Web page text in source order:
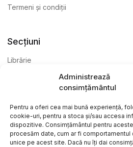
Administrează
consimțământul
Pentru a oferi cea mai bună experiență,
cookie-uri, pentru a stoca și/sau accesa
dispozitive. Consimțământul pentru
procesăm date, cum ar fi comportamentul
unice pe acest site. Dacă nu îți dai
Termeni și condiții
Secțiuni
Librărie